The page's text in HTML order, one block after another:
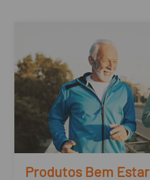
Produtos Bem Estar